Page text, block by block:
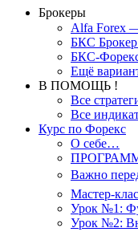
Брокеры
Alfa Forex
БКС
БКС-
Ещё
В ПОМОЩЬ !
Все
Все
Курс по Форекс
О себе…
Важно
Мастер-
Урок №1:
Урок №2: